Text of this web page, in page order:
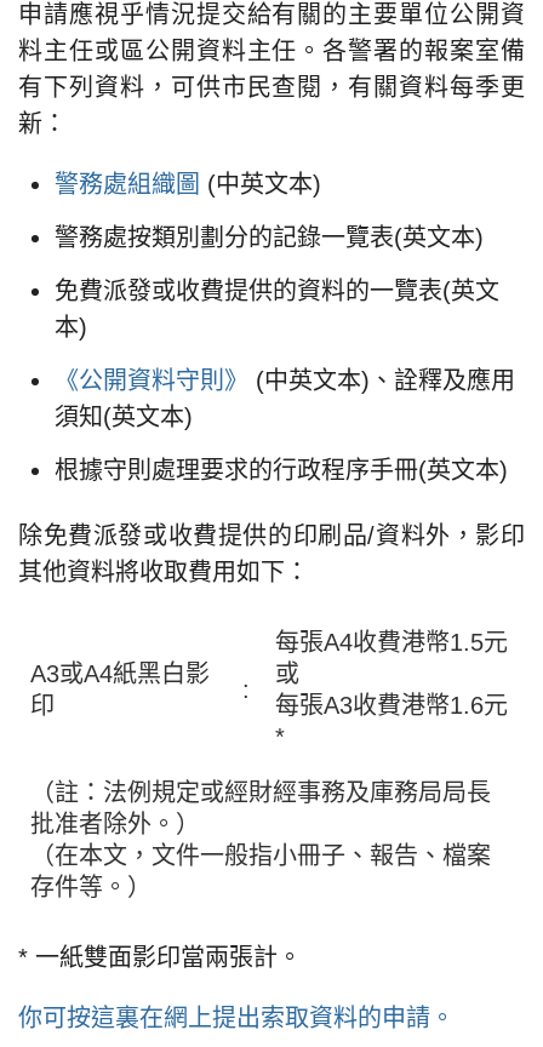
申請應視乎情況提交給有關的主要單位公開資
料主任或區公開資料主任。各警署的報案室備
有下列資料，可供市民查閱，有關資料每季更
新：
警務處組織圖 (中英文本)
警務處按類別劃分的記錄一覽表(英文本)
免費派發或收費提供的資料的一覽表(英文
本)
《公開資料守則》
(中英文本)、詮釋及應用
須知(英文本)
根據守則處理要求的行政程序手冊(英文本)
除免費派發或收費提供的印刷品/資料外，影印
其他資料將收取費用如下：
A3或A4紙黑白影
印
:
每張A4收費港幣1.5元
或
每張A3收費港幣1.6元
*
（註：法例規定或經財經事務及庫務局局長
批准者除外。）
（在本文，文件一般指小冊子、報告、檔案
存件等。）
* 一紙雙面影印當兩張計。
你可按這裏在網上提出索取資料的申請。